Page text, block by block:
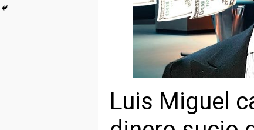
Luis Miguel